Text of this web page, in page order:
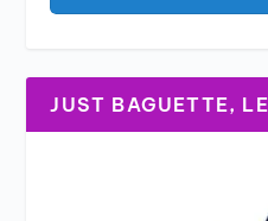
JUST BAGUETTE,